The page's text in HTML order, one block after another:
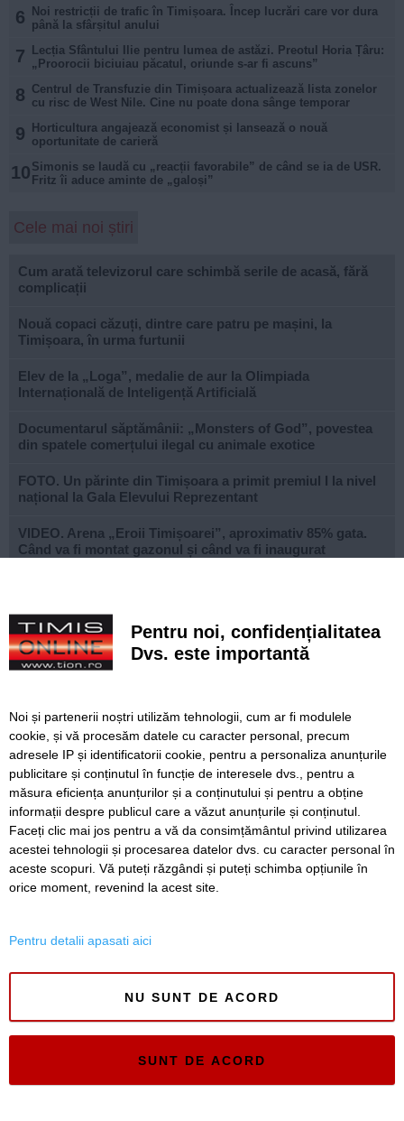
6 Noi restricții de trafic în Timișoara. Încep lucrări care vor dura
până la sfârșitul anului
7 Lecția Sfântului Ilie pentru lumea de astăzi. Preotul Horia Țâru:
„Proorocii biciuiau păcatul, oriunde s-ar fi ascuns”
8 Centrul de Transfuzie din Timișoara actualizează lista zonelor
cu risc de West Nile. Cine nu poate dona sânge temporar
9 Horticultura angajează economist și lansează o nouă
oportunitate de carieră
10 Simonis se laudă cu „reacții favorabile” de când se ia de USR.
Fritz îi aduce aminte de „galoși”
Cele mai noi știri
Cum arată televizorul care schimbă serile de acasă, fără
complicații
Nouă copaci căzuți, dintre care patru pe mașini, la
Timișoara, în urma furtunii
Elev de la „Loga”, medalie de aur la Olimpiada
Internațională de Inteligență Artificială
Documentarul săptămânii: „Monsters of God”, povestea
din spatele comerțului ilegal cu animale exotice
FOTO. Un părinte din Timișoara a primit premiul I la nivel
național la Gala Elevului Reprezentant
VIDEO. Arena „Eroii Timișoarei”, aproximativ 85% gata.
Când va fi montat gazonul și când va fi inaugurat
persoană a fost rănită
A vândut anvelope și piese auto ani la rând, dar nu a
declarat veniturile. Prejudiciu de aproape 30.000 de euro
bărbați din Timiș au fost reținuți
Un elev și-a ucis bunicii, apoi a deschis focul într-un liceu
din Thailanda. Opt persoane au murit și mai multe au fost
rănite
SERVICII Redactia
Folosinta Cookie-urilor
Timiș Online
Pentru noi, confidențialitatea
Dvs. este importantă
Noi și partenerii noștri utilizăm tehnologii, cum ar fi modulele
cookie, și vă procesăm datele cu caracter personal, precum
adresele IP și identificatorii cookie, pentru a personaliza anunțurile
publicitare și conținutul în funcție de interesele dvs., pentru a
măsura eficiența anunțurilor și a conținutului și pentru a obține
informații despre publicul care a văzut anunțurile și conținutul.
Faceți clic mai jos pentru a vă da consimțământul privind utilizarea
acestei tehnologii și procesarea datelor dvs. cu caracter personal în
aceste scopuri. Vă puteți răzgândi și puteți schimba opțiunile în
orice moment, revenind la acest site.
Pentru detalii apasati aici
NU SUNT DE ACORD
SUNT DE ACORD